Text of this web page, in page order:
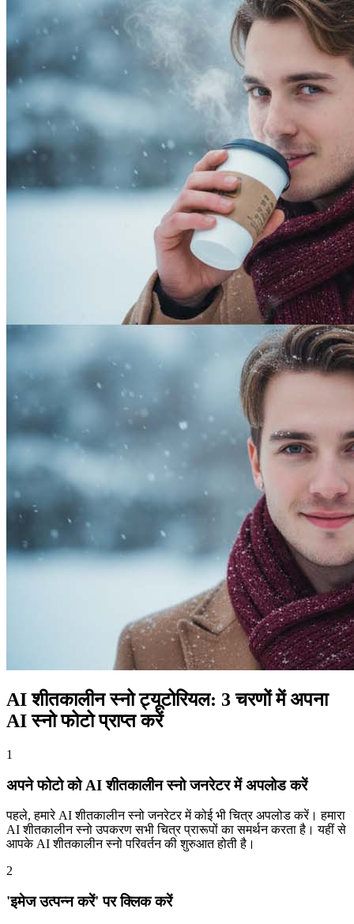
AI शीतकालीन स्नो ट्यूटोरियल: 3 चरणों में अपना
AI स्नो फोटो प्राप्त करें
1
अपने फोटो को AI शीतकालीन स्नो जनरेटर में अपलोड करें
पहले, हमारे AI शीतकालीन स्नो जनरेटर में कोई भी चित्र अपलोड करें। हमारा
AI शीतकालीन स्नो उपकरण सभी चित्र प्रारूपों का समर्थन करता है। यहीं से
आपके AI शीतकालीन स्नो परिवर्तन की शुरुआत होती है।
2
'इमेज उत्पन्न करें' पर क्लिक करें